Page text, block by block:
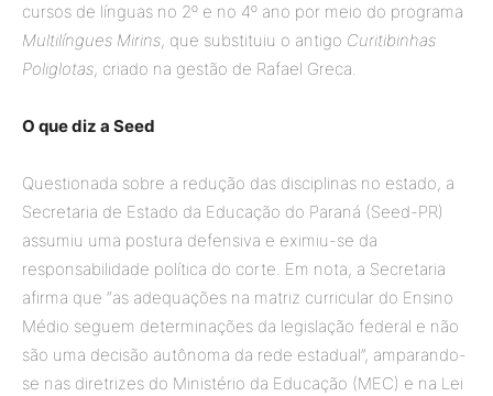
cursos de línguas no 2º e no 4º ano por meio do programa
Multilíngues Mirins, que substituiu o antigo Curitibinhas
Poliglotas, criado na gestão de Rafael Greca.
O que diz a Seed
Questionada sobre a redução das disciplinas no estado, a
Secretaria de Estado da Educação do Paraná (Seed-PR)
assumiu uma postura defensiva e eximiu-se da
responsabilidade política do corte. Em nota, a Secretaria
afirma que “as adequações na matriz curricular do Ensino
Médio seguem determinações da legislação federal e não
são uma decisão autônoma da rede estadual”, amparando-
se nas diretrizes do Ministério da Educação (MEC) e na Lei